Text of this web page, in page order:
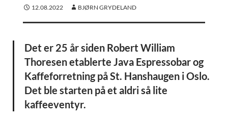
12.08.2022 BJØRN GRYDELAND
Det er 25 år siden Robert William
Thoresen etablerte Java Espressobar og
Kaffeforretning på St. Hanshaugen i Oslo.
Det ble starten på et aldri så lite
kaffeeventyr.